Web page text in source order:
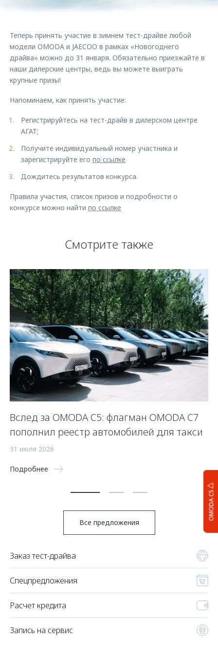
Страхование
Аксессуары
Одежда и сувениры
Оригинальные аксессуары
Калькулятор трейд-ин
Дополнительная техническая поддержка
Клиентская поддержка
O&J Автоклуб
Клуб владельцев OMODA
Одежда и сувениры
Запчасти
OMODA C5
Теперь принять участие в зимнем тест-драйве любой
модели OMODA и JAECOO в рамках «Новогоднего
драйва» можно до 31 января. Обязательно приезжайте в
наши дилерские центры, ведь вы можете выиграть
крупные призы!
Напоминаем, как принять участие:
Регистрируйтесь на тест-драйв в дилерском центре
АГАТ;
Получите индивидуальный номер участника и
зарегистрируйте его по ссылке
Дождитесь результатов конкурса.
Правила участия, список призов и подробности о
конкурсе можно найти по ссылке
Смотрите также
Вслед за OMODA C5: флагман OMODA C7
пополнил реестр автомобилей для такси
31 июля 2026
Подробнее
Все предложения
Заказ тест-драйва
Спецпредложения
Расчет кредита
Запись на сервис